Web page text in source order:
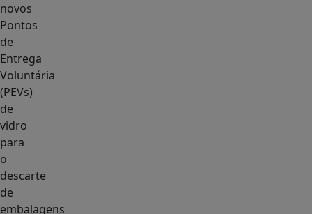
novos
Pontos
de
Entrega
Voluntária
(PEVs)
de
vidro
para
o
descarte
de
embalagens